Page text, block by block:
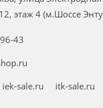
этаж 4 (м.Шоссе
43
iek-sale.ru itk-sale.ru